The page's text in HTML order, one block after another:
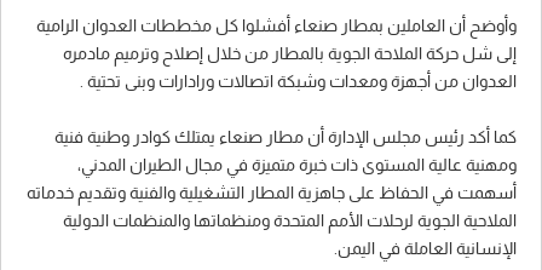
وأوضح أن العاملين بمطار صنعاء أفشلوا كل مخططات العدوان الرامية
إلى شل حركة الملاحة الجوية بالمطار من خلال إصلاح وترميم مادمره
العدوان من أجهزة ومعدات وشبكة اتصالات ورادارات وبنى تحتية .
كما أكد رئيس مجلس الإدارة أن مطار صنعاء يمتلك كوادر وطنية فنية
ومهنية عالية المستوى ذات خبرة متميزة في مجال الطيران المدني،
أسهمت في الحفاظ على جاهزية المطار التشغيلية والفنية وتقديم خدماته
الملاحية الجوية لرحلات الأمم المتحدة ومنظماتها والمنظمات الدولية
الإنسانية العاملة في اليمن.